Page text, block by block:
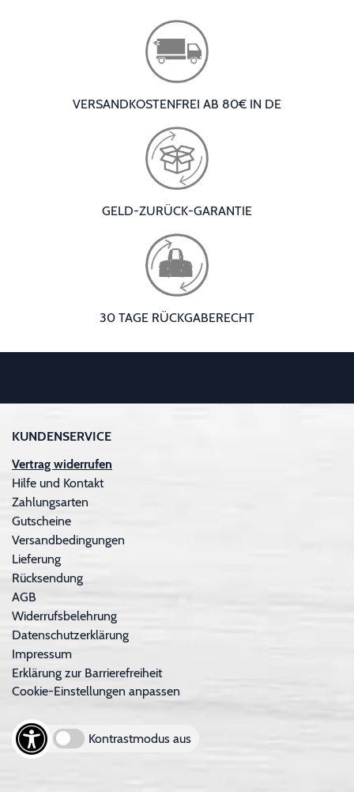
VERSANDKOSTENFREI AB 80€ IN DE
GELD-ZURÜCK-GARANTIE
30 TAGE RÜCKGABERECHT
KUNDENSERVICE
Vertrag widerrufen
Hilfe und Kontakt
Zahlungsarten
Gutscheine
Versandbedingungen
Lieferung
Rücksendung
AGB
Widerrufsbelehrung
Datenschutzerklärung
Impressum
Erklärung zur Barrierefreiheit
Cookie-Einstellungen anpassen
Kontrastmodus aus